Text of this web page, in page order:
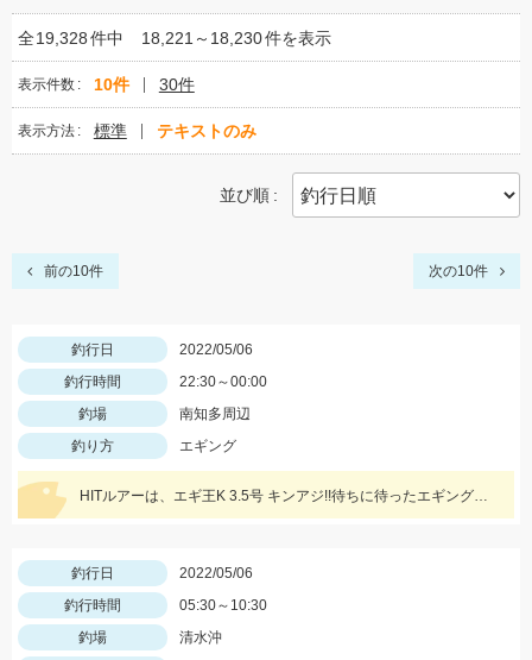
全19,328件中 18,221～18,230件を表示
表示件数 10件 30件
表示方法 標準 テキストのみ
並び順
前の10件 次の10件
釣行日
2022/05/06
釣行時間
22:30～00:00
釣場
南知多周辺
釣り方
エギング
HITルアーは、エギ王K 3.5号 キンアジ!!待ちに待ったエギングシーズンが始まりましたので皆様も是非!!
釣行日
2022/05/06
釣行時間
05:30～10:30
釣場
清水沖